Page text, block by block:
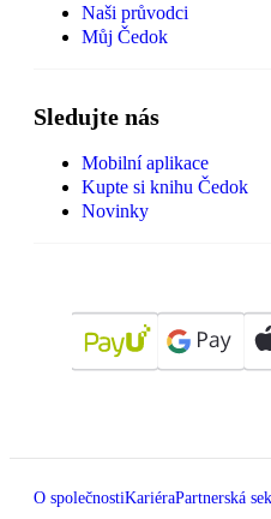
Naši průvodci
Můj Čedok
Sledujte nás
Mobilní aplikace
Kupte si knihu Čedok
Novinky
O společnostiKariéraPartnerská